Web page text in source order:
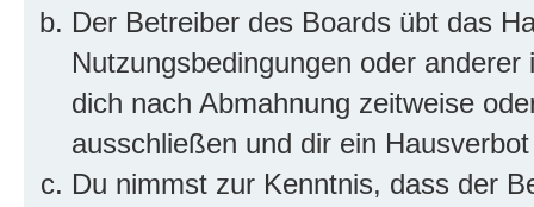
Der Betreiber des Boards übt das
Nutzungsbedingungen oder
dich nach Abmahnung zeitweise
ausschließen und dir ein
Du nimmst zur Kenntnis, dass der